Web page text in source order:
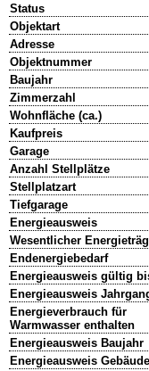
Status
Objektart
Adresse
Objektnummer
Baujahr
Zimmerzahl
Wohnfläche (ca.)
Kaufpreis
Garage
Anzahl Stellplätze
Stellplatzart
Tiefgarage
Energieausweis
Wesentlicher
Endenergiebedarf
Energieausweis gültig
Energieausweis
Energieverbrauch für
Warmwasser enthalten
Energieausweis Baujahr
Energieausweis